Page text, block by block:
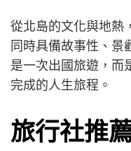
從北島的文化與地熱
同時具備故事性、景
是一次出國旅遊，而
完成的人生旅程。
旅行社推